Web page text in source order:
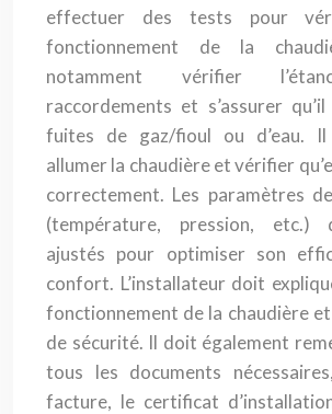
effectuer des tests pour
fonctionnement de la
notamment vérifier
raccordements et s’assurer
fuites de gaz/fioul ou d’eau.
allumer la chaudière et vérifier
correctement. Les paramètres
(température, pression, etc.)
ajustés pour optimiser son
confort. L’installateur doit
fonctionnement de la chaudière
de sécurité. Il doit également
tous les documents
facture, le certificat